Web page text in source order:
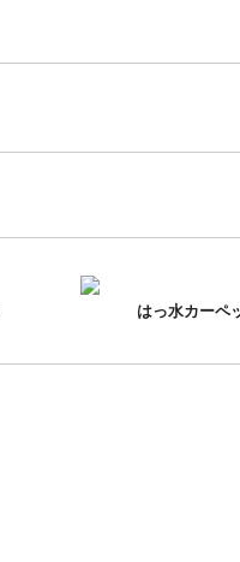
はっ水カーペ